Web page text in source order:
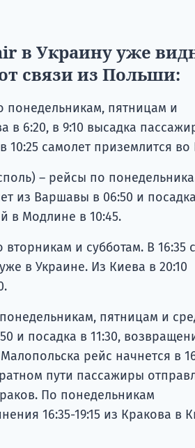
в Украину уже
связи из Польши:
понедельникам, пятницам и
в 6:20, в 9:10 высадка
10:25 самолет приземлится
– рейсы по
из Варшавы в 06:50 и
в ​​Модлине в 10:45.
и субботам. В 16:35
в Украине. Из Киева в 20:10
пятницам и
и посадка в 11:30,
рейс начнется в
пути пассажиры
По понедельникам
16:35-19:15 из Кракова в